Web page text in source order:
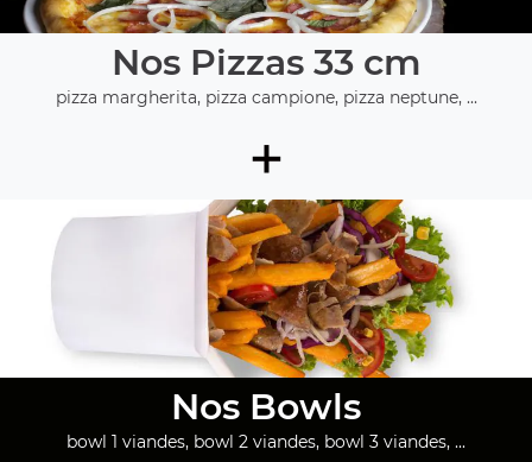
Nos Pizzas 33 cm
pizza margherita, pizza campione, pizza neptune, ...
+
Nos Bowls
bowl 1 viandes, bowl 2 viandes, bowl 3 viandes, ...